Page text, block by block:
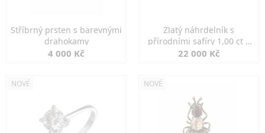
Stříbrný prsten s barevnými
drahokamy
4 000 Kč
Zlatý náhrdelník s
přírodními safíry 1,00 ct a
diamanty
22 000 Kč
NOVÉ NOVÉ